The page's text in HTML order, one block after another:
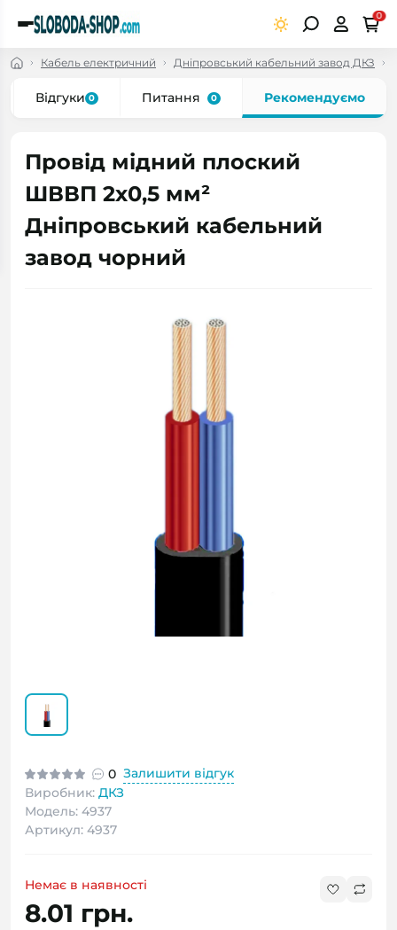
0
Кабель електричний Дніпровський кабельний завод ДКЗ
Відгуки 0 Питання 0 Рекомендуємо
Провід мідний плоский
ШВВП 2x0,5 мм²
Дніпровський кабельний
завод чорний
0 Залишити відгук
Виробник: ДКЗ
Модель: 4937
Артикул: 4937
Немає в наявності
8.01 грн.